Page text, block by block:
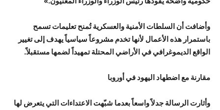
وأضافت أن السلطات الأمنية والعسكرية تُمنح تعليمات تسمح
باستمرار هذه الأعمال لأنها تخدم مشروعاً سياسياً يهدف إلى تغيير
الواقع الديموغرافي في الأراضي المحتلة تمهيداً لضمها مستقبلاً.
مقارنة مع اضطهاد اليهود في أوروبا
وأثارت الرسالة جدلاً واسعاً بعدما شبّهت الاعتداءات التي يتعرض لها